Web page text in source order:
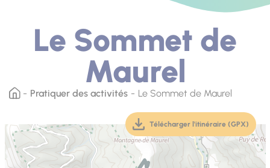
Le Sommet de
Maurel
Pratiquer des activités Le Sommet de Maurel
Télécharger l'itinéraire (GPX)
(téléchargement,